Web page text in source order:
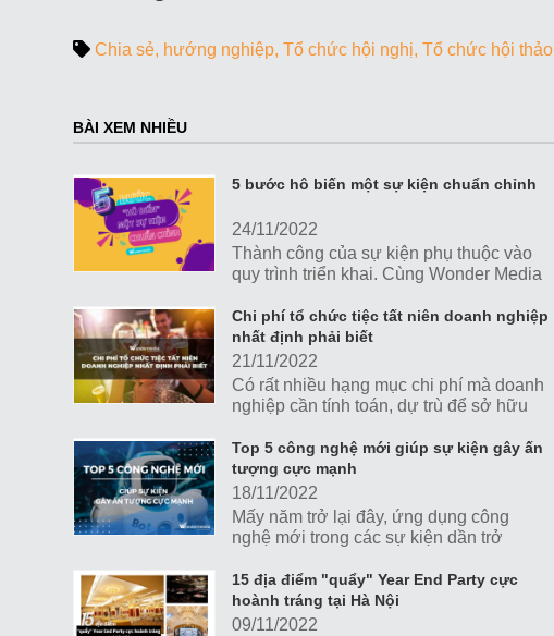
Chia sẻ hướng nghiệp Tổ chức hội nghị Tổ chức hội thảo
BÀI XEM NHIỀU
5 bước hô biến một sự kiện chuẩn chỉnh
24/11/2022
Thành công của sự kiện phụ thuộc vào
quy trình triển khai. Cùng Wonder Media
một sự kiện chuẩn chỉnh, hoàn thiện
nhé!
Chi phí tổ chức tiệc tất niên doanh nghiệp
nhất định phải biết
21/11/2022
Có rất nhiều hạng mục chi phí mà doanh
nghiệp cần tính toán, dự trù để sở hữu
vừa hợp lý với ngân sách tối ưu nhất.
Top 5 công nghệ mới giúp sự kiện gây ấn
tượng cực mạnh
18/11/2022
Mấy năm trở lại đây, ứng dụng công
nghệ mới trong các sự kiện dần trở
Top 5 công nghệ mới giúp sự kiện gây
ấn tượng cực mạnh nhé!
15 địa điểm "quẩy" Year End Party cực
hoành tráng tại Hà Nội
09/11/2022